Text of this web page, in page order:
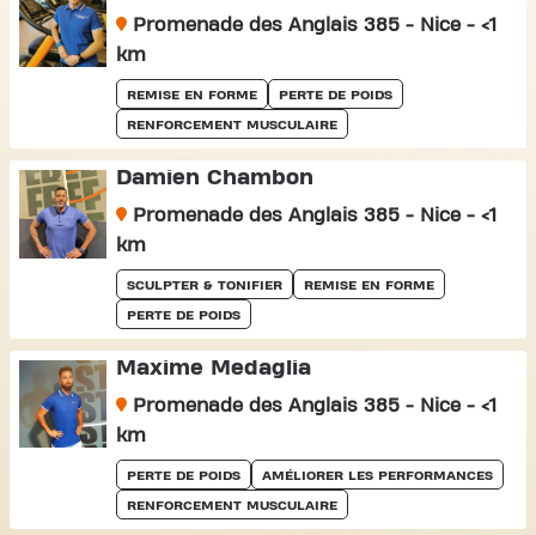
Promenade des Anglais 385 - Nice - <1
km
REMISE EN FORME PERTE DE POIDS
RENFORCEMENT MUSCULAIRE
Damien Chambon
Promenade des Anglais 385 - Nice - <1
km
SCULPTER & TONIFIER REMISE EN FORME
PERTE DE POIDS
Maxime Medaglia
Promenade des Anglais 385 - Nice - <1
km
PERTE DE POIDS AMÉLIORER LES PERFORMANCES
RENFORCEMENT MUSCULAIRE